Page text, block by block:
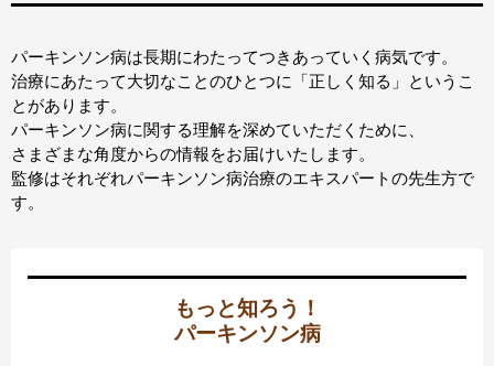
パーキンソン病は長期にわたってつきあっていく病気です。
治療にあたって大切なことのひとつに「正しく知る」というこ
とがあります。
パーキンソン病に関する理解を深めていただくために、
さまざまな角度からの情報をお届けいたします。
監修はそれぞれパーキンソン病治療のエキスパートの先生方で
す。
もっと知ろう！
パーキンソン病